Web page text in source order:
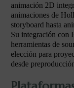
animación 2D
animaciones de
storyboard hasta
Su integración con
herramientas de
elección para
desde